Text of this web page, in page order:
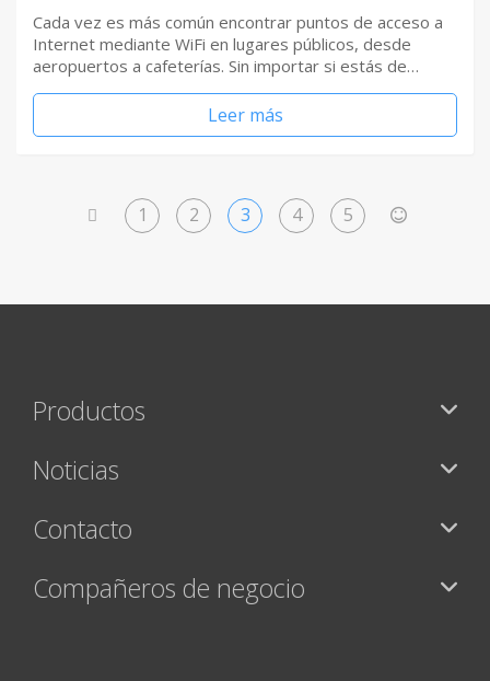
Cada vez es más común encontrar puntos de acceso a
Internet mediante WiFi en lugares públicos, desde
aeropuertos a cafeterías. Sin importar si estás de…
Leer más
1 2 3 4 5
Productos
Noticias
Contacto
Compañeros de negocio